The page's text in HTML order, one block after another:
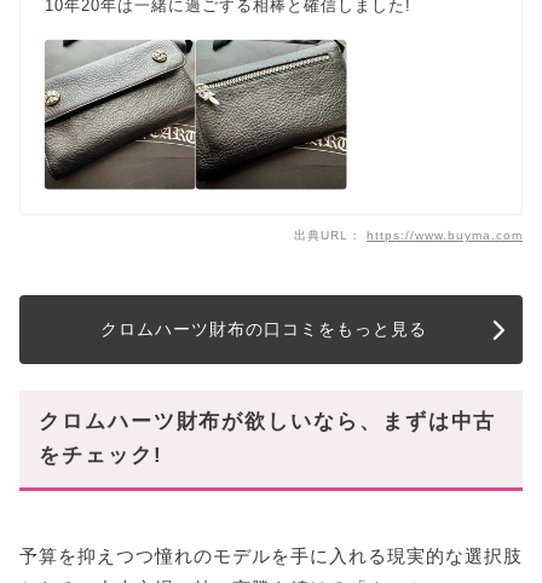
10年20年は一緒に過ごする相棒と確信しました!
出典URL： https://www.buyma.com
クロムハーツ財布の口コミをもっと見る
クロムハーツ財布が欲しいなら、まずは中古
をチェック!
予算を抑えつつ憧れのモデルを手に入れる現実的な選択肢